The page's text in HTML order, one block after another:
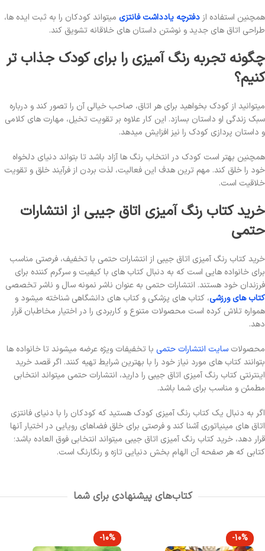
همچنین استفاده ازدفترچه یادداشت فانتزی میتواند کودکان را به ثبت ایده ها،
طراحی اتاق های جدید و نوشتن داستان های خلاقانه تشویق کند.
چگونه تجربه رنگ آمیزی را برای کودک جذاب تر
کنیم؟
میتوانید از کودک بخواهید برای هر اتاق، صاحب خیالی آن را تصور کند و درباره
سبک زندگی او داستان بسازد. این کار علاوه بر تقویت تخیل، مهارت های کلامی
و داستان پردازی کودک را نیز افزایش میدهد.
همچنین بهتر است کودک در انتخاب رنگ ها آزاد باشد تا بتواند دنیای دلخواه
خود را خلق کند. مهم ترین هدف این فعالیت، لذت بردن از فرآیند خلق و تقویت
خلاقیت است.
خرید کتاب رنگ آمیزی اتاق جیبی از انتشارات
حتمی
خرید کتاب رنگ آمیزی اتاق جیبی از انتشارات حتمی با تخفیف، فرصتی مناسب
برای خانواده هایی است که به دنبال کتاب های با کیفیت و سرگرم کننده برای
فرزندان خود هستند. انتشارات حتمی به عنوان ناشر نمونه سال و ناشر تخصصی
کتاب های ورزشی، کتاب های پزشکی و کتاب های دانشگاهی شناخته میشود و
همواره تلاش کرده است محصولات متنوع و کاربردی را در اختیار مخاطبان قرار
دهد.
محصولات سایت انتشارات حتمی با تخفیفات ویژه عرضه میشوند تا خانواده ها
بتوانند کتاب های مورد نیاز خود را با بهترین شرایط تهیه کنند. اگر قصد خرید
اینترنتی کتاب رنگ آمیزی اتاق جیبی را دارید، انتشارات حتمی میتواند انتخابی
مطمئن و مناسب برای شما باشد.
اگر به دنبال یک کتاب رنگ آمیزی کودک هستید که کودکان را با دنیای فانتزی
اتاق های مینیاتوری آشنا کند و فرصتی برای خلق فضاهای رویایی در اختیار آنها
قرار دهد، خرید کتاب رنگ آمیزی اتاق جیبی میتواند انتخابی فوق العاده باشد؛
کتابی که هر صفحه آن الهام بخش دنیایی تازه و رنگارنگ است.
کتاب‌های پیشنهادی برای شما
-10%
-10%